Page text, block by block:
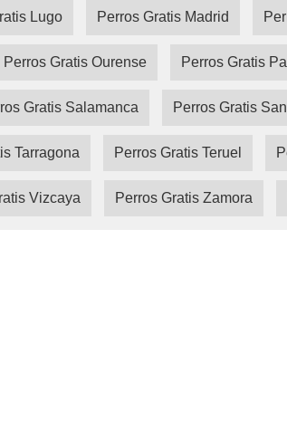
Lugo Perros Gratis Madrid
Perros Gratis Ourense Perros Gratis
Gratis Salamanca Perros Gratis
Tarragona Perros Gratis Teruel
Vizcaya Perros Gratis Zamora